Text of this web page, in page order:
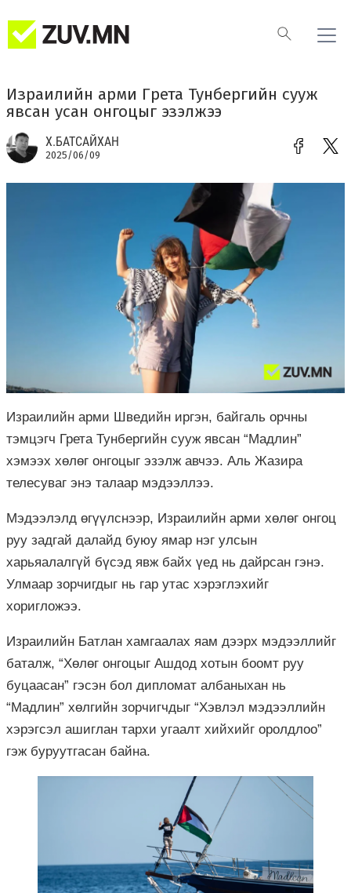
Израилийн арми Грета Тунбергийн сууж
явсан усан онгоцыг эзэлжээ
Х.БАТСАЙХАН
2025/06/09
Израилийн арми Шведийн иргэн, байгаль орчны
тэмцэгч Грета Тунбергийн сууж явсан “Мадлин”
хэмээх хөлөг онгоцыг эзэлж авчээ. Аль Жазира
телесуваг энэ талаар мэдээллээ.
Мэдээлэлд өгүүлснээр, Израилийн арми хөлөг онгоц
руу задгай далайд буюу ямар нэг улсын
харьяалалгүй бүсэд явж байх үед нь дайрсан гэнэ.
Улмаар зорчигдыг нь гар утас хэрэглэхийг
хоригложээ.
Израилийн Батлан хамгаалах яам дээрх мэдээллийг
баталж, “Хөлөг онгоцыг Ашдод хотын боомт руу
буцаасан” гэсэн бол дипломат албаныхан нь
“Мадлин” хөлгийн зорчигчдыг “Хэвлэл мэдээллийн
хэрэгсэл ашиглан тархи угаалт хийхийг оролдлоо”
гэж буруутгасан байна.